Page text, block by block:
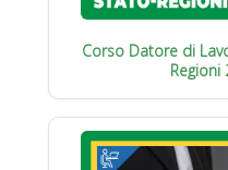
Corso Datore di
Regioni